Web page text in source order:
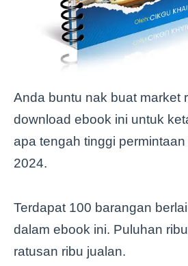
Anda buntu nak buat market
download ebook ini untuk
apa tengah tinggi
2024.
Terdapat 100 barangan
dalam ebook ini. Puluhan
ratusan ribu jualan.